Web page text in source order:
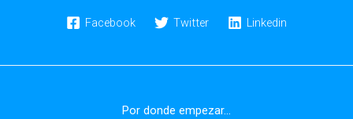
Facebook Twitter Linkedin
Por donde empezar...